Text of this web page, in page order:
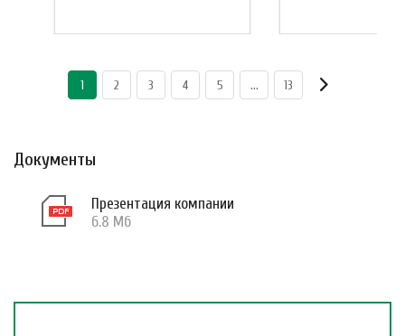
1 2 3 4 5 ... 13
Документы
Презентация компании
6.8 Мб